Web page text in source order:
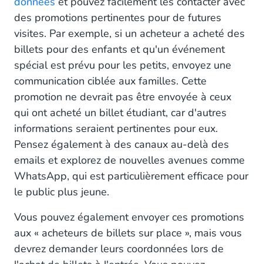
des promotions pertinentes pour de futures
visites. Par exemple, si un acheteur a acheté des
billets pour des enfants et qu'un événement
spécial est prévu pour les petits, envoyez une
communication ciblée aux familles. Cette
promotion ne devrait pas être envoyée à ceux
qui ont acheté un billet étudiant, car d'autres
informations seraient pertinentes pour eux.
Pensez également à des canaux au-delà des
emails et explorez de nouvelles avenues comme
WhatsApp, qui est particulièrement efficace pour
le public plus jeune.
Vous pouvez également envoyer ces promotions
aux « acheteurs de billets sur place », mais vous
devrez demander leurs coordonnées lors de